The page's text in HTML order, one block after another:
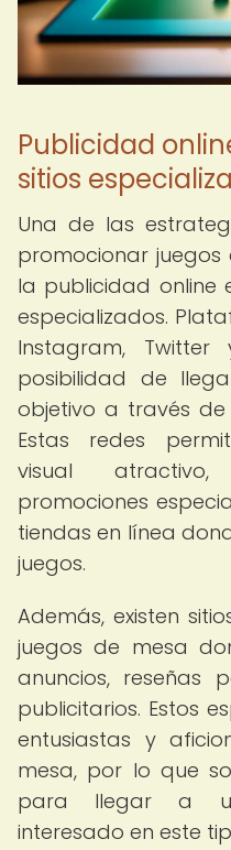
Publicidad
sitios
Una de las
promocionar
la publicidad online
especializados.
Instagram,
posibilidad de
objetivo a través de
Estas redes
visual atractivo,
promociones
tiendas en línea
juegos.
Además, existen
juegos de mesa
anuncios, reseñas
publicitarios. Estos
entusiastas y
mesa, por lo que
para llegar a
interesado en este